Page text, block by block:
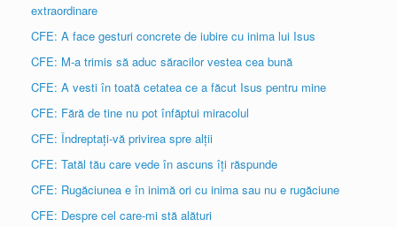
extraordinare
CFE: A face gesturi concrete de iubire cu inima lui Isus
CFE: M-a trimis să aduc săracilor vestea cea bună
CFE: A vesti în toată cetatea ce a făcut Isus pentru mine
CFE: Fără de tine nu pot înfăptui miracolul
CFE: Îndreptați-vă privirea spre alții
CFE: Tatăl tău care vede în ascuns îți răspunde
CFE: Rugăciunea e în inimă ori cu inima sau nu e rugăciune
CFE: Despre cel care-mi stă alături